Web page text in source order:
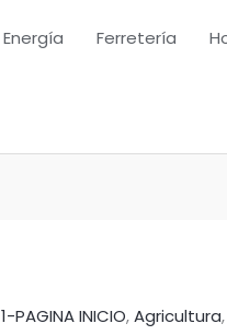
Energía Ferretería
1-PAGINA INICIO,Agricultura,